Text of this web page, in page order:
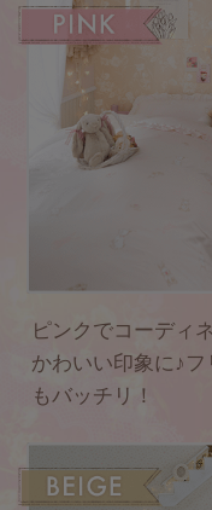
ピンクでコーディ
かわいい印象に♪
もバッチリ！